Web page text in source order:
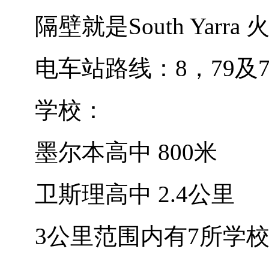
隔壁就是South Yarra
电车站路线：8，79及
学校：
墨尔本高中 800米
卫斯理高中 2.4公里
3公里范围内有7所学校